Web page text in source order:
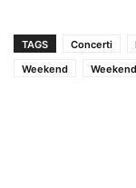
TAGS Concerti
Weekend